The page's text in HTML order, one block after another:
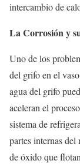
intercambio de
La Corrosión y
Uno de los
del grifo en el
agua del grifo
aceleran el
sistema de
partes internas
de óxido que